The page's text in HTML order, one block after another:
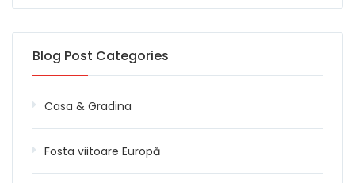
Blog Post Categories
Casa & Gradina
Fosta viitoare Europă